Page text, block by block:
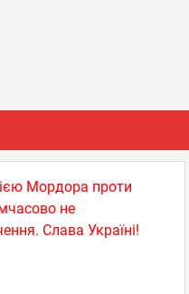
Мордора проти
не
Слава Україні!